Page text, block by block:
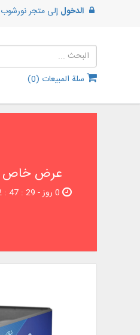
الدخول إلى متجر نورشوب
سلة المبيعات (0
)
عرض خاص